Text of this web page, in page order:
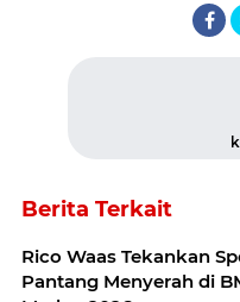
Berita Terkait
Rico Waas Tekankan
Pantang Menyerah di